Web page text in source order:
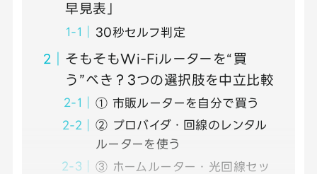
早見表」
30秒セルフ判定
そもそもWi-Fiルーターを“買
う”べき？3つの選択肢を中立比較
① 市販ルーターを自分で買う
② プロバイダ・回線のレンタル
ルーターを使う
③ ホームルーター・光回線セッ